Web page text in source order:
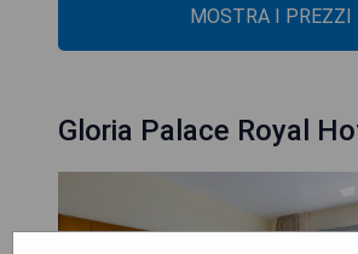
MOSTRA I PREZZI
Gloria Palace Royal